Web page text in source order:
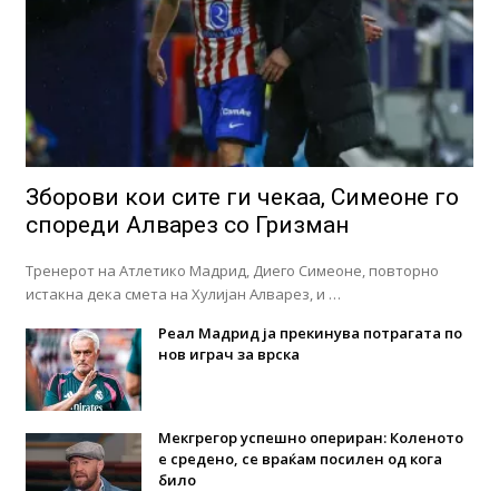
Зборови кои сите ги чекаа, Симеоне го
спореди Алварез со Гризман
Тренерот на Атлетико Мадрид, Диего Симеоне, повторно
истакна дека смета на Хулијан Алварез, и …
Реал Мадрид ја прекинува потрагата по
нов играч за врска
Мекгрегор успешно опериран: Коленото
е средено, се враќам посилен од кога
било